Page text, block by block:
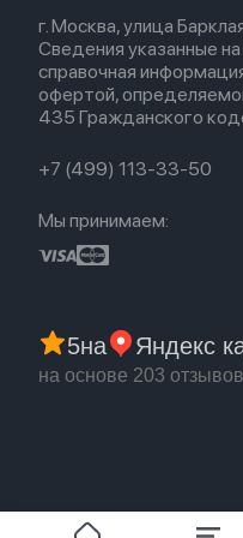
Airpods 2
Airpods (1-е)
Для Apple Watch
Политика
Оплата и доставка
Партнерская
Гарантия
Обмен и возврат
Trade-in
Новые поступления
Популярное
Акции
г. Москва, улица
Сведения указанные
справочная
офертой,
435 Гражданского
+7 (499) 113-33-50
Мы принимаем:
5на Яндекс
на основе 203 отзывов